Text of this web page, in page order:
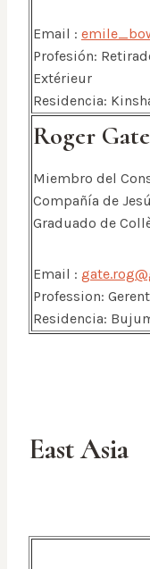
Email :
Profesión:
Extérieur
Residencia:
Roger
Miembro del
Compañía de
Graduado de
Email :
Profession:
Residencia:
East Asia